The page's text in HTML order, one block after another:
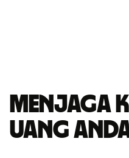
Menjaga
uang